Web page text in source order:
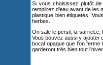
Si vous choisissez plutôt
remplirez d’eau avant de
plastique bien étiquetés.
herbes.
On sale le persil, la sarriette,
Vous pouvez aussi y ajouter
bocal opaque que l’on
garderont très bien tout l’hiver.